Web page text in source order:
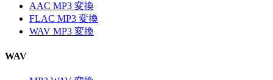
AAC MP3 変換
FLAC MP3 変換
WAV MP3 変換
WAV